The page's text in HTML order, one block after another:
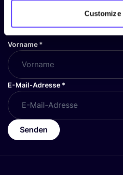
Customize
Abonniere unseren
und bleibe auf
Vorname *
E-Mail-Adresse *
Senden